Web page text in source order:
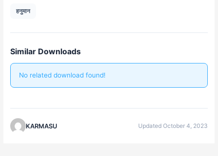
हनुमान
Similar Downloads
No related download found!
KARMASU Updated October 4, 2023